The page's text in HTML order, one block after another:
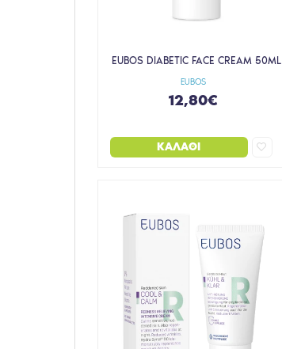
EUBOS
EUBOS DIABETIC FACE CREAM 50ML
12,80€
ΚΑΛΆΘΙ